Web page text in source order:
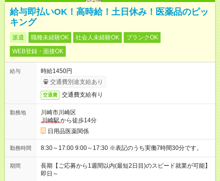
給与即払いOK！高時給！土日休み！医薬品のピッ
キング
派遣 職種未経験OK 社会人未経験OK
ブランクOK
WEB登録・面接OK
給与
時給1450円
交通費別途支給あり
交通費 交通費支給有り
勤務地
川崎市川崎区
川崎駅から徒歩14分
日用品医薬関係
勤務時間 8:30～17:00 9:00～17:30 ※表記のうち実働7時間30分です。
期間
長期【ご応募から1週間以内(最短2日目)のスピード就業が可能】
即日～